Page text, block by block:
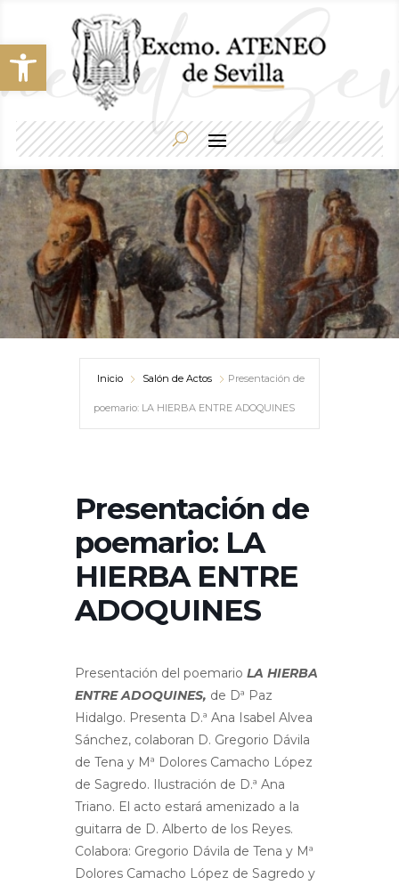
Abrir barra de herramientas
Inicio Salón de Actos Presentación de
poemario: LA HIERBA ENTRE ADOQUINES
Presentación de
poemario: LA
HIERBA ENTRE
ADOQUINES
Presentación del poemario LA HIERBA
ENTRE ADOQUINES, de Dª Paz
Hidalgo. Presenta D.ª Ana Isabel Alvea
Sánchez, colaboran D. Gregorio Dávila
de Tena y Mª Dolores Camacho López
de Sagredo. Ilustración de D.ª Ana
Triano. El acto estará amenizado a la
guitarra de D. Alberto de los Reyes.
Colabora: Gregorio Dávila de Tena y Mª
Dolores Camacho López de Sagredo y